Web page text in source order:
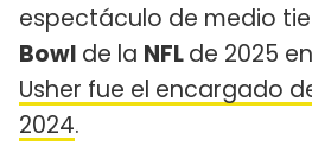
espectáculo de medio
Bowl de la NFLde 2025
Usher fue el encargado
2024.